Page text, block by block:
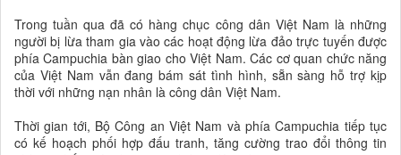
Trong tuần qua đã có hàng chục công dân Việt Nam là những
người bị lừa tham gia vào các hoạt động lừa đảo trực tuyến được
phía Campuchia bàn giao cho Việt Nam. Các cơ quan chức năng
của Việt Nam vẫn đang bám sát tình hình, sẵn sàng hỗ trợ kịp
thời với những nạn nhân là công dân Việt Nam.
Thời gian tới, Bộ Công an Việt Nam và phía Campuchia tiếp tục
có kế hoạch phối hợp đấu tranh, tăng cường trao đổi thông tin